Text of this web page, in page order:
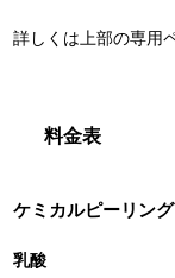
詳しくは上部の専用
料金表
ケミカルピーリング
乳酸